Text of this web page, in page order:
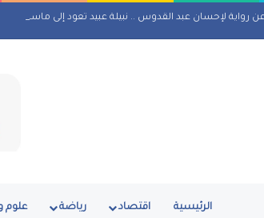
رواية لإحسان عبد القدوس .. نبيلة عبيد تعود إلى ماسبيرو
الرئيسية اقتصاد رياضة علوم